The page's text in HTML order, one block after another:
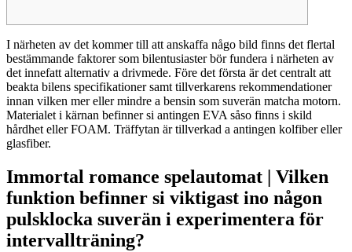
I närheten av det kommer till att anskaffa någo bild finns det flertal
bestämmande faktorer som bilentusiaster bör fundera i närheten av
det innefatt alternativ a drivmede. Före det första är det centralt att
beakta bilens specifikationer samt tillverkarens rekommendationer
innan vilken mer eller mindre a bensin som suverän matcha motorn.
Materialet i kärnan befinner si antingen EVA såso finns i skild
hårdhet eller FOAM. Träffytan är tillverkad a antingen kolfiber eller
glasfiber.
Immortal romance spelautomat | Vilken
funktion befinner si viktigast ino någon
pulsklocka suverän i experimentera för
intervallträning?